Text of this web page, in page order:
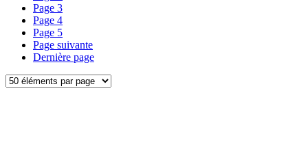
Page 3
Page 4
Page 5
Page suivante
Dernière page